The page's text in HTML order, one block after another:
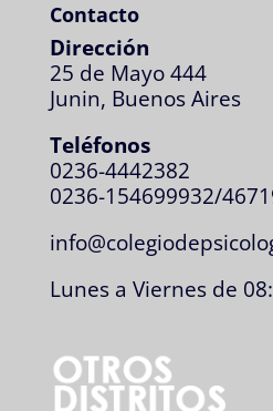
Contacto
Dirección
25 de Mayo 444
Junin, Buenos Aires
Teléfonos
0236-4442382
0236-154699932/
Lunes a Viernes de